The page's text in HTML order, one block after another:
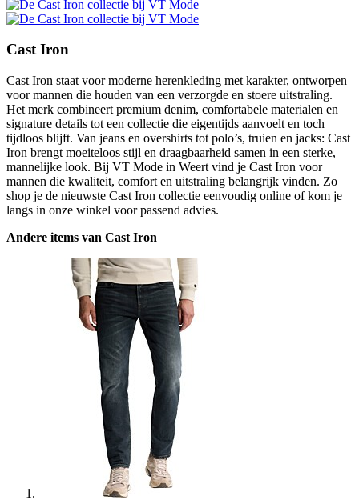
Cast Iron
Cast Iron staat voor moderne herenkleding met karakter, ontworpen
voor mannen die houden van een verzorgde en stoere uitstraling.
Het merk combineert premium denim, comfortabele materialen en
signature details tot een collectie die eigentijds aanvoelt en toch
tijdloos blijft. Van jeans en overshirts tot polo’s, truien en jacks: Cast
Iron brengt moeiteloos stijl en draagbaarheid samen in een sterke,
mannelijke look. Bij VT Mode in Weert vind je Cast Iron voor
mannen die kwaliteit, comfort en uitstraling belangrijk vinden. Zo
shop je de nieuwste Cast Iron collectie eenvoudig online of kom je
langs in onze winkel voor passend advies.
Andere items van Cast Iron